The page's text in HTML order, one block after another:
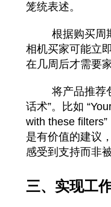
笼统表述。
根据购买周
相机买家可能立
在几周后才需要
将产品推荐
话术”。比如
with these
是有价值的建议
感受到支持而非
三、实现工